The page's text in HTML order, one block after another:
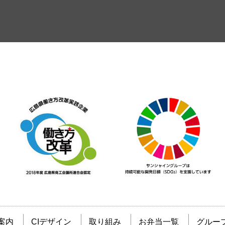
内 CIデザイン 取り組み お弁当一覧 グルー